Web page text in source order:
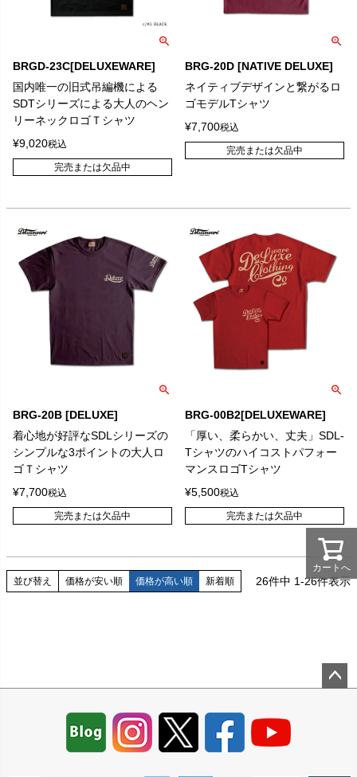
BRGD-23C[DELUXEWARE]
国内唯一の旧式吊編機による
SDTシリーズによる大人のヘン
リーネックロゴＴシャツ
¥9,020税込
完売または欠品中
BRG-20D [NATIVE DELUXE]
ネイティブデザインと繋がるロ
ゴモデルTシャツ
¥7,700税込
完売または欠品中
BRG-20B [DELUXE]
着心地が好評なSDLシリーズの
シンプルな3ポイントの大人ロ
ゴＴシャツ
¥7,700税込
完売または欠品中
BRG-00B2[DELUXEWARE]
「厚い、柔らかい、丈夫」SDL-
Tシャツのハイコストパフォー
マンスロゴTシャツ
¥5,500税込
完売または欠品中
並び替え 価格が安い順 価格が高い順 新着順 26件中 1-26件表示
カートへ